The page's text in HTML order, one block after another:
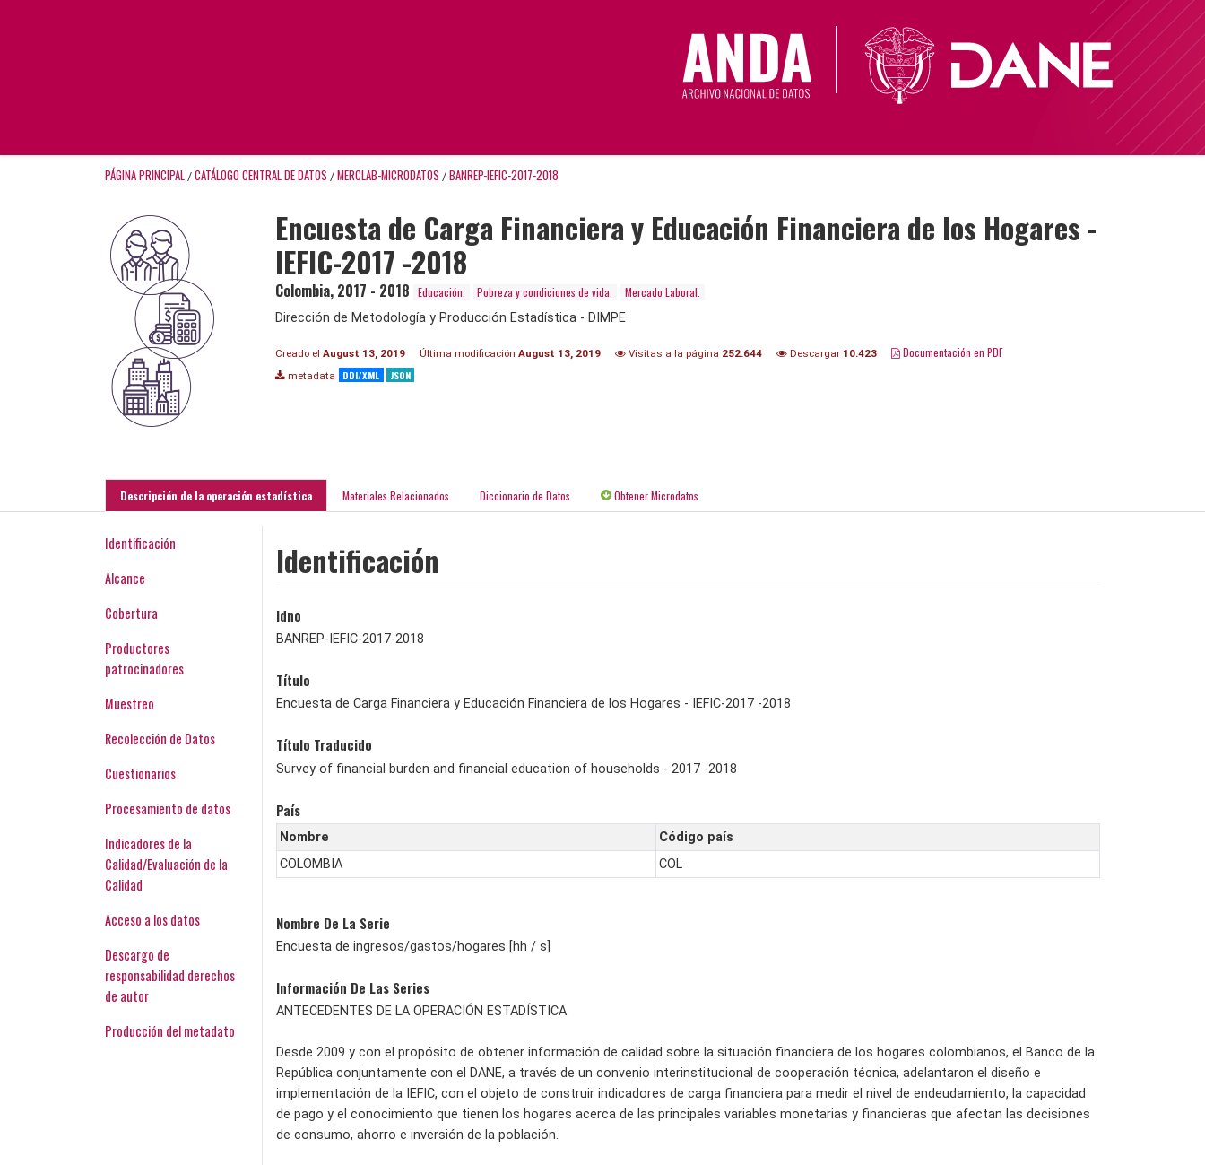
PÁGINA PRINCIPAL / CATÁLOGO CENTRAL DE DATOS / MERCLAB-MICRODATOS / BANREP-IEFIC-2017-2018
Encuesta de Carga Financiera y Educación Financiera de los Hogares -
IEFIC-2017 -2018
Colombia, 2017 - 2018 Educación. Pobreza y condiciones de vida.
Mercado Laboral.
Dirección de Metodología y Producción Estadística - DIMPE
Creado el August 13, 2019 Última modificación August 13, 2019 Visitas a la página 252.644 Descargar 10.423 Documentación en PDF
metadata DDI/XML JSON
Descripción de la operación estadística Materiales Relacionados Diccionario de Datos Obtener Microdatos
Identificación
Alcance
Cobertura
Productores
patrocinadores
Muestreo
Recolección de Datos
Cuestionarios
Procesamiento de datos
Indicadores de la
Calidad/Evaluación de la
Calidad
Acceso a los datos
Descargo de
responsabilidad derechos
de autor
Producción del metadato
Identificación
Idno
BANREP-IEFIC-2017-2018
Título
Encuesta de Carga Financiera y Educación Financiera de los Hogares - IEFIC-2017 -2018
Título Traducido
Survey of financial burden and financial education of households - 2017 -2018
País
Nombre
Código país
COLOMBIA
COL
Nombre De La Serie
Encuesta de ingresos/gastos/hogares [hh / s]
Información De Las Series
ANTECEDENTES DE LA OPERACIÓN ESTADÍSTICA
Desde 2009 y con el propósito de obtener información de calidad sobre la situación financiera de los hogares colombianos, el Banco de la
República conjuntamente con el DANE, a través de un convenio interinstitucional de cooperación técnica, adelantaron el diseño e
implementación de la IEFIC, con el objeto de construir indicadores de carga financiera para medir el nivel de endeudamiento, la capacidad
de pago y el conocimiento que tienen los hogares acerca de las principales variables monetarias y financieras que afectan las decisiones
de consumo, ahorro e inversión de la población.